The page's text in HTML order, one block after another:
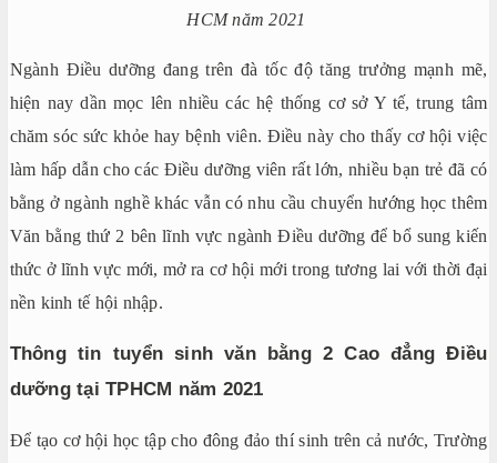
HCM năm 2021
Ngành Điều dưỡng đang trên đà tốc độ tăng trưởng mạnh mẽ,
hiện nay dần mọc lên nhiều các hệ thống cơ sở Y tế, trung tâm
chăm sóc sức khỏe hay bệnh viên. Điều này cho thấy cơ hội việc
làm hấp dẫn cho các Điều dưỡng viên rất lớn, nhiều bạn trẻ đã có
bằng ở ngành nghề khác vẫn có nhu cầu chuyển hướng học thêm
Văn bằng thứ 2 bên lĩnh vực ngành Điều dưỡng để bổ sung kiến
thức ở lĩnh vực mới, mở ra cơ hội mới trong tương lai với thời đại
nền kinh tế hội nhập.
Thông tin tuyển sinh văn bằng 2 Cao đẳng Điều
dưỡng tại TPHCM năm 2021
Để tạo cơ hội học tập cho đông đảo thí sinh trên cả nước, Trường